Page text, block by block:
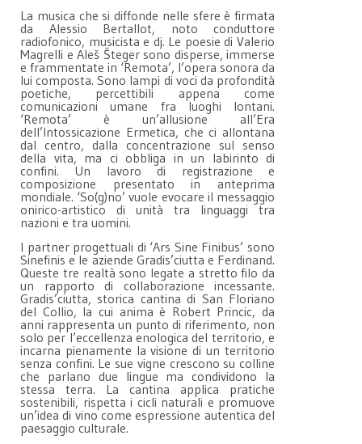
La musica che si diffonde nelle sfere è firmata
da Alessio Bertallot, noto conduttore
radiofonico, musicista e dj. Le poesie di Valerio
Magrelli e Aleš Šteger sono disperse, immerse
e frammentate in ‘Remota’, l’opera sonora da
lui composta. Sono lampi di voci da profondità
poetiche, percettibili appena come
comunicazioni umane fra luoghi lontani.
‘Remota’ è un’allusione all’Era
dell’Intossicazione Ermetica, che ci allontana
dal centro, dalla concentrazione sul senso
della vita, ma ci obbliga in un labirinto di
confini. Un lavoro di registrazione e
composizione presentato in anteprima
mondiale. ‘So(g)no’ vuole evocare il messaggio
onirico-artistico di unità tra linguaggi tra
nazioni e tra uomini.
I partner progettuali di ‘Ars Sine Finibus’ sono
Sinefinis e le aziende Gradis’ciutta e Ferdinand.
Queste tre realtà sono legate a stretto filo da
un rapporto di collaborazione incessante.
Gradis’ciutta, storica cantina di San Floriano
del Collio, la cui anima è Robert Princic, da
anni rappresenta un punto di riferimento, non
solo per l’eccellenza enologica del territorio, e
incarna pienamente la visione di un territorio
senza confini. Le sue vigne crescono su colline
che parlano due lingue ma condividono la
stessa terra. La cantina applica pratiche
sostenibili, rispetta i cicli naturali e promuove
un’idea di vino come espressione autentica del
paesaggio culturale.